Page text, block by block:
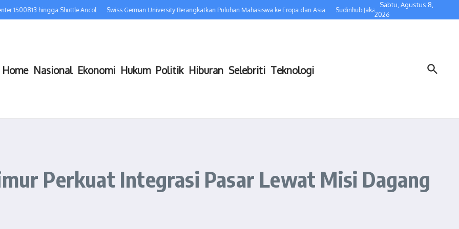
hingga Shuttle Ancol Swiss German University Berangkatkan Puluhan Mahasiswa ke Eropa dan Asia Sudinhub Jakarta Selatan Perketat Pengawasan
Sabtu, Agustus 8,
2026
Home Nasional Ekonomi Hukum Politik Hiburan Selebriti Teknologi
Perkuat Integrasi Pasar Lewat Misi Dagang